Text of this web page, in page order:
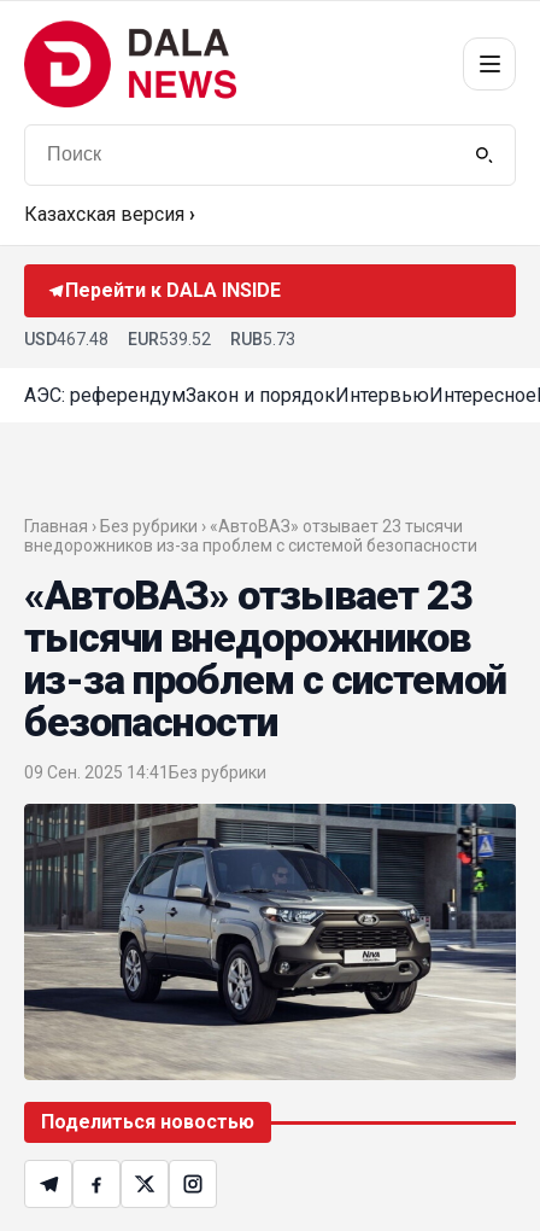
Казахская версия ›
Перейти к DALA INSIDE
USD467.48 EUR539.52 RUB5.73
АЭС: референдумЗакон и порядокИнтервьюИнтересное
Главная › Без рубрики › «АвтоВАЗ» отзывает 23 тысячи
внедорожников из-за проблем с системой безопасности
«АвтоВАЗ» отзывает 23
тысячи внедорожников
из-за проблем с системой
безопасности
09 Сен. 2025 14:41 Без рубрики
Поделиться новостью